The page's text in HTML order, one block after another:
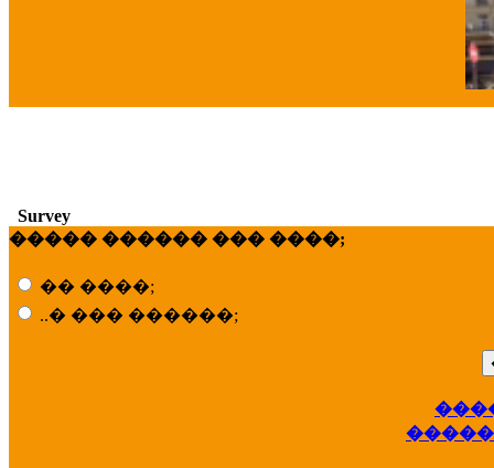
Survey
����� ������ ��� ����;
�� ����;
..� ��� ������;